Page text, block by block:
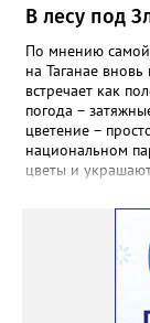
самосевом в ней
сухие цветы и
весной
Прованса не
яму гравий и
Екатерина
пошли на
пусть лаванда
специально для
В лесу под
По мнению самой
на Таганае
встречает как
погода –
цветение –
национальном
цветы и
силы перед